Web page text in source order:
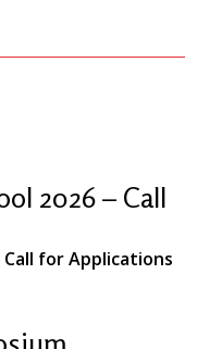
2026 – Call
Call for Applications